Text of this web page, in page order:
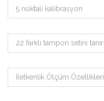
5 noktalı kalibrasyon
22 farklı tampon setini tanır
İletkenlik Ölçüm Özellikleri